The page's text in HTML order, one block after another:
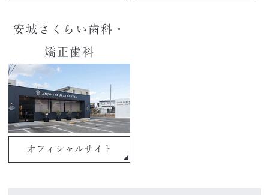
安城さくらい歯科・
矯正歯科
オフィシャルサイト